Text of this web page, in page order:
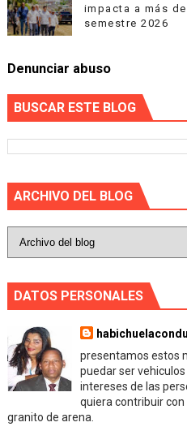
impacta a más
semestre 2026
Denunciar abuso
BUSCAR ESTE BLOG
ARCHIVO DEL BLOG
DATOS PERSONALES
presentamos estos
puedar ser
intereses de las
quiera contribuir
granito de arena.